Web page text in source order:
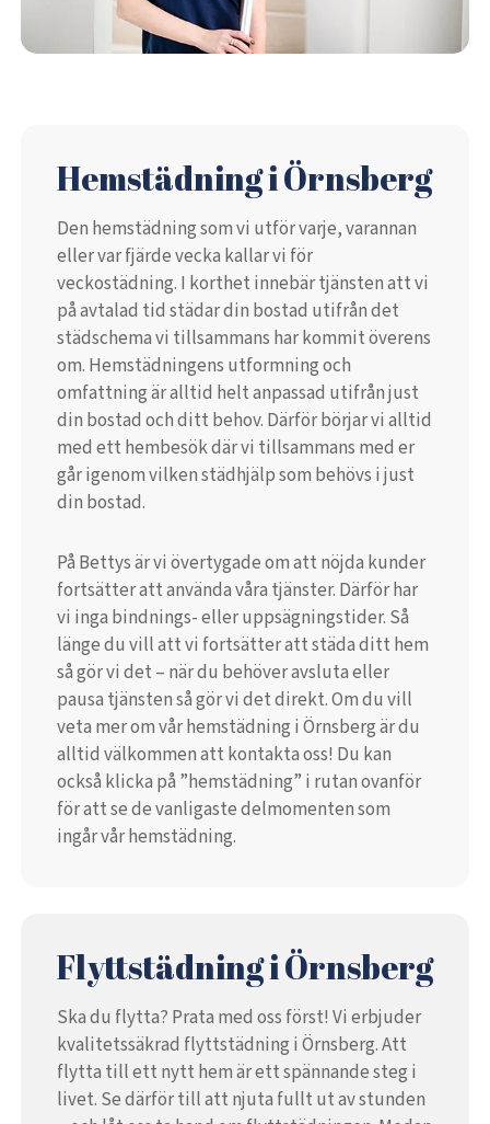
Hemstädning i Örnsberg
Den hemstädning som vi utför varje, varannan
eller var fjärde vecka kallar vi för
veckostädning. I korthet innebär tjänsten att vi
på avtalad tid städar din bostad utifrån det
städschema vi tillsammans har kommit överens
om. Hemstädningens utformning och
omfattning är alltid helt anpassad utifrån just
din bostad och ditt behov. Därför börjar vi alltid
med ett hembesök där vi tillsammans med er
går igenom vilken städhjälp som behövs i just
din bostad.
På Bettys är vi övertygade om att nöjda kunder
fortsätter att använda våra tjänster. Därför har
vi inga bindnings- eller uppsägningstider. Så
länge du vill att vi fortsätter att städa ditt hem
så gör vi det – när du behöver avsluta eller
pausa tjänsten så gör vi det direkt. Om du vill
veta mer om vår hemstädning i Örnsberg är du
alltid välkommen att kontakta oss! Du kan
också klicka på ”hemstädning” i rutan ovanför
för att se de vanligaste delmomenten som
ingår vår hemstädning.
Flyttstädning i Örnsberg
Ska du flytta? Prata med oss först! Vi erbjuder
kvalitetssäkrad flyttstädning i Örnsberg. Att
flytta till ett nytt hem är ett spännande steg i
livet. Se därför till att njuta fullt ut av stunden